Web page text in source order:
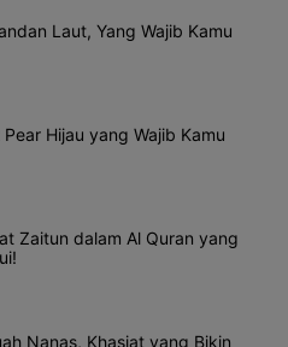
Laut, Yang Wajib Kamu
Hijau yang Wajib Kamu
Zaitun dalam Al Quran yang
Nanas, Khasiat yang Bikin